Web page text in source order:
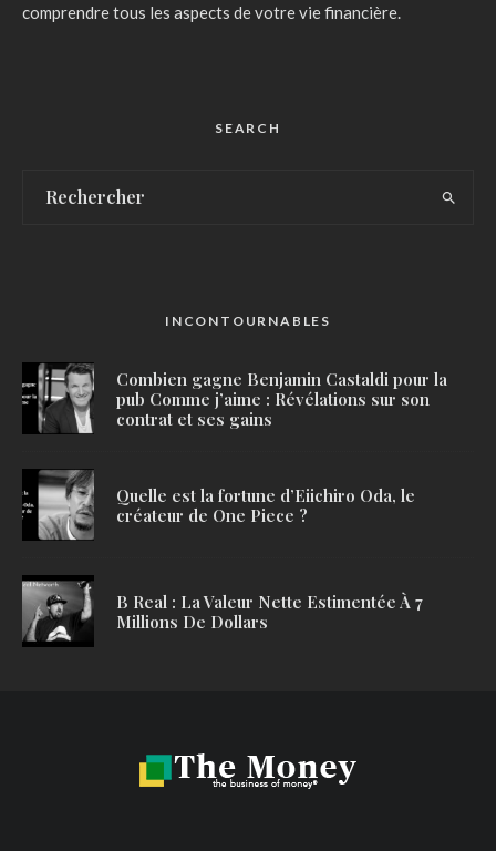
comprendre tous les aspects de votre vie financière.
SEARCH
INCONTOURNABLES
Combien gagne Benjamin Castaldi pour la
pub Comme j’aime : Révélations sur son
contrat et ses gains
Quelle est la fortune d’Eiichiro Oda, le
créateur de One Piece ?
B Real : La Valeur Nette Estimentée À 7
Millions De Dollars